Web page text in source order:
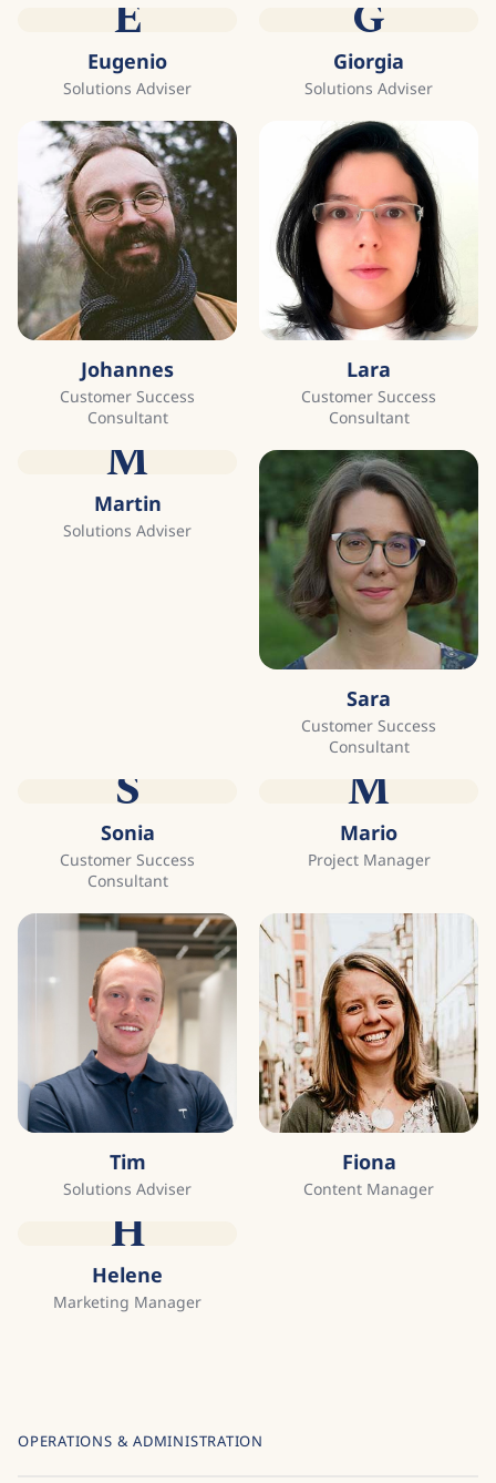
E
Eugenio
Solutions Adviser
G
Giorgia
Solutions Adviser
Johannes
Customer Success
Consultant
Lara
Customer Success
Consultant
M
Martin
Solutions Adviser
Sara
Customer Success
Consultant
S
Sonia
Customer Success
Consultant
M
Mario
Project Manager
Tim
Solutions Adviser
Fiona
Content Manager
H
Helene
Marketing Manager
OPERATIONS & ADMINISTRATION